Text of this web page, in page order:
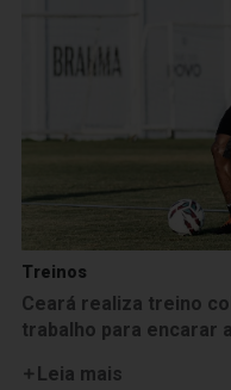
Treinos
Ceará realiza treino
trabalho para encarar
Leia mais